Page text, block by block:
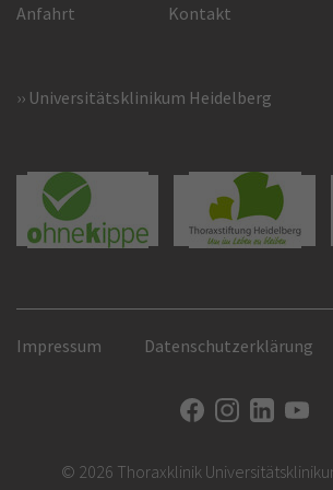
Anfahrt Kontakt
Universitätsklinikum Heidelberg
Impressum Datenschutzerklärung
© 2026 Thoraxklinik